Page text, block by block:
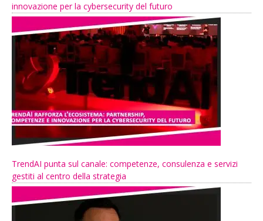
innovazione per la cybersecurity del futuro
TrendAI punta sul canale: competenze, consulenza e servizi
gestiti al centro della strategia